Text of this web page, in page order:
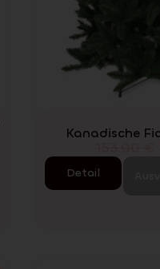
Kanadische
Detail